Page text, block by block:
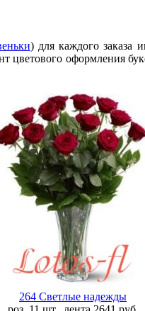
) для каждого заказа
цветового оформления
264 Светлые надежды